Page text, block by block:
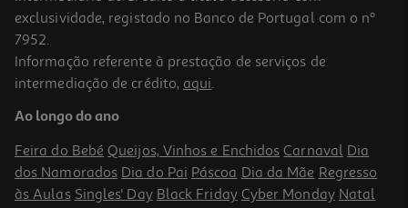
exclusividade, registado no Banco de Portugal com o nº
7952.
Informação referente à prestação de serviços de
intermediação de crédito, aqui.
Ao longo do ano
Feira do Bebé Queijos, Vinhos e Enchidos Carnaval Dia
dos Namorados Dia do Pai Páscoa Dia da Mãe Regresso
às Aulas Singles' Day Black Friday Cyber Monday Natal